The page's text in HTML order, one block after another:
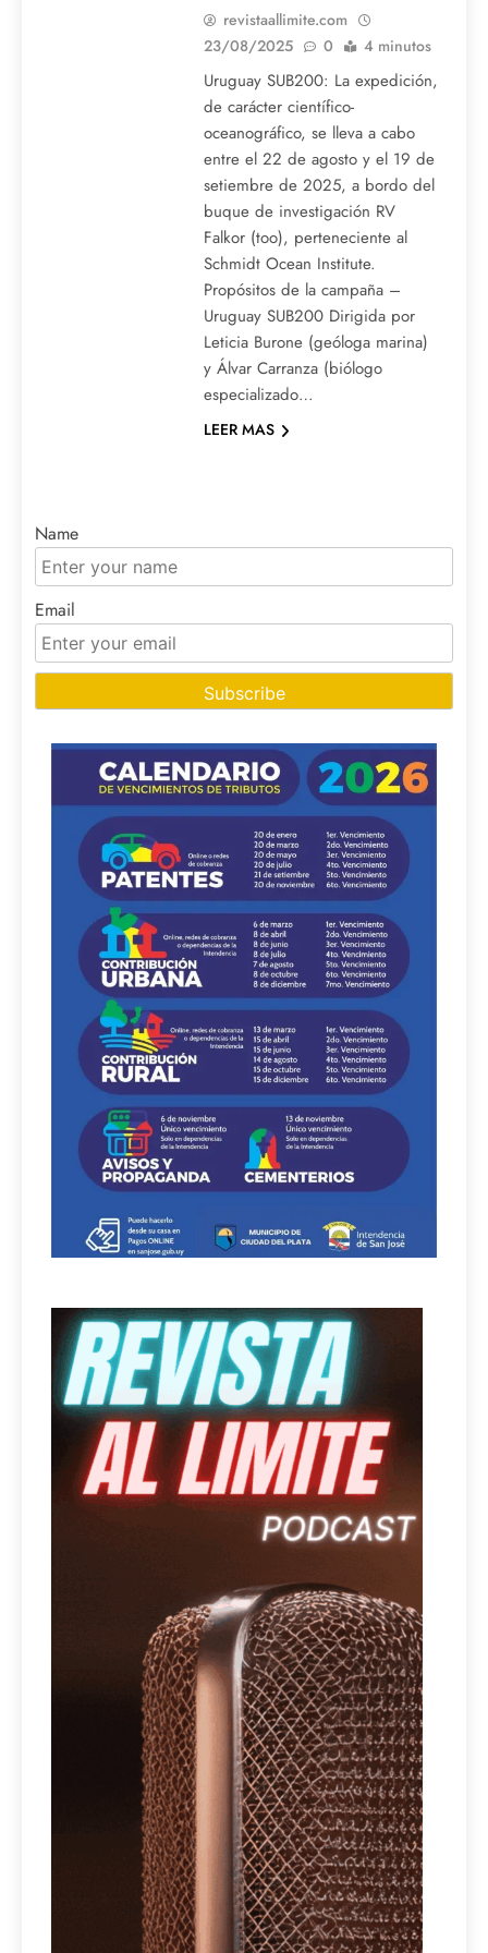
revistaallimite.com
23/08/2025
0 4 minutos
Uruguay SUB200: La expedición,
de carácter científico-
oceanográfico, se lleva a cabo
entre el 22 de agosto y el 19 de
setiembre de 2025, a bordo del
buque de investigación RV
Falkor (too), perteneciente al
Schmidt Ocean Institute.
Propósitos de la campaña –
Uruguay SUB200 Dirigida por
Leticia Burone (geóloga marina)
y Álvar Carranza (biólogo
especializado…
LEER MAS
Name
Email